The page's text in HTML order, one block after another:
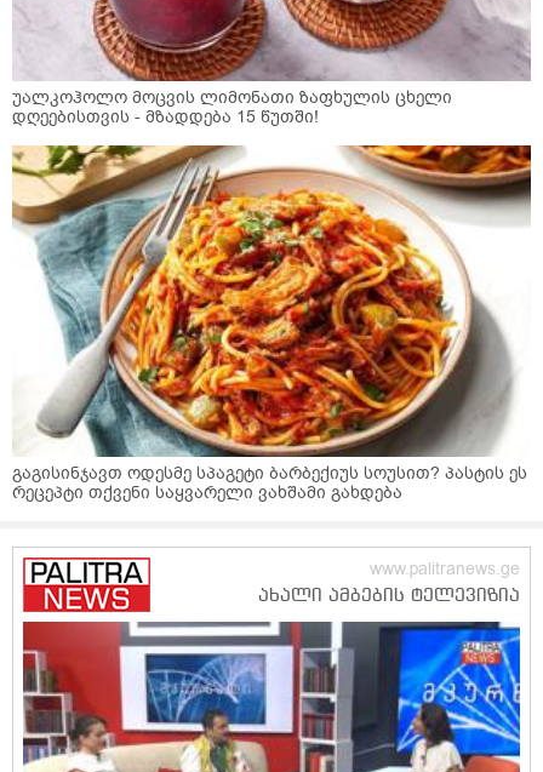
უალკოჰოლო მოცვის ლიმონათი ზაფხულის ცხელი
დღეებისთვის - მზადდება 15 წუთში!
გაგისინჯავთ ოდესმე სპაგეტი ბარბექიუს სოუსით? პასტის ეს
რეცეპტი თქვენი საყვარელი ვახშამი გახდება